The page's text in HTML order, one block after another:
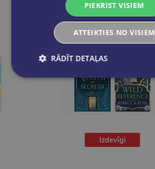
Izdevīgi
PIEKRIST VISIEM
ATTEIKTIES NO VISIEM
RĀDĪT DETAĻAS